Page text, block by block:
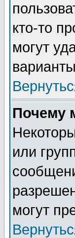
кто-то
могут
Почему
или
могут